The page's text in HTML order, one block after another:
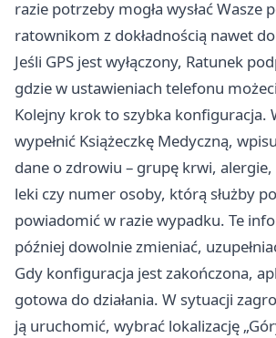
razie potrzeby mogła wysłać Wasze
ratownikom z dokładnością nawet
Jeśli GPS jest wyłączony, Ratunek
gdzie w ustawieniach telefonu
Kolejny krok to szybka konfiguracja.
wypełnić Książeczkę Medyczną,
dane o zdrowiu – grupę krwi,
leki czy numer osoby, którą służby
powiadomić w razie wypadku. Te
później dowolnie zmieniać,
Gdy konfiguracja jest zakończona,
gotowa do działania. W sytuacji
ją uruchomić, wybrać lokalizację